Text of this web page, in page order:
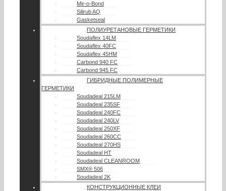
Mir-o-Bond
Silirub AQ
Gasketseal
ПОЛИУРЕТАНОВЫЕ ГЕРМЕТИКИ
Soudaflex 14LM
Soudaflex 40FC
Soudaflex 45HM
Carbond 940 FC
Carbond 945 FC
ГИБРИДНЫЕ ПОЛИМЕРНЫЕ
ГЕРМЕТИКИ
Soudadeal 215LM
Soudadeal 235SF
Soudadeal 240FC
Soudadeal 240LV
Soudadeal 250XF
Soudadeal 260CC
Soudadeal 270HS
Soudadeal HT
Soudadeal CLEANROOM
SMX® 506
Soudadeal 2K
КОНСТРУКЦИОННЫЕ КЛЕИ